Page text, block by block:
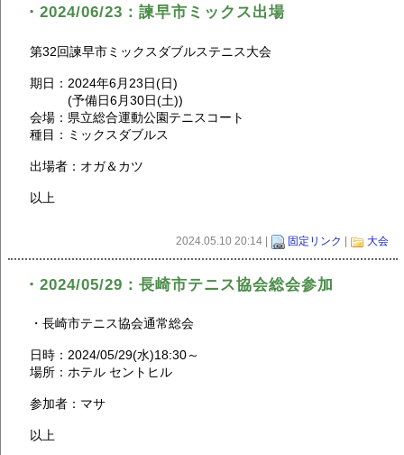
・2024/06/23：諫早市ミックス出場
第32回諫早市ミックスダブルステニス大会
期日：2024年6月23日(日)
(予備日6月30日(土))
会場：県立総合運動公園テニスコート
種目：ミックスダブルス
出場者：オガ＆カツ
以上
2024.05.10 20:14 | 固定リンク 大会
・2024/05/29：長崎市テニス協会総会参加
・長崎市テニス協会通常総会
日時：2024/05/29(水)18:30～
場所：ホテル セントヒル
参加者：マサ
以上